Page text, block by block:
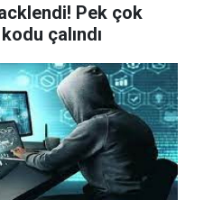
Pek çok
çalındı